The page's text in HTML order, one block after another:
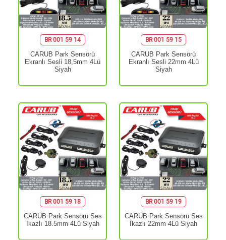
BR 001 59 14
CARUB Park Sensörü
Ekranlı Sesli 18,5mm 4Lü
Siyah
BR 001 59 15
CARUB Park Sensörü
Ekranlı Sesli 22mm 4Lü
Siyah
BR 001 59 18
CARUB Park Sensörü Ses
İkazlı 18.5mm 4Lü Siyah
BR 001 59 19
CARUB Park Sensörü Ses
İkazlı 22mm 4Lü Siyah